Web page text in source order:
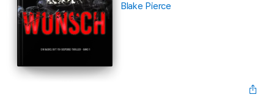
Blake Pierce